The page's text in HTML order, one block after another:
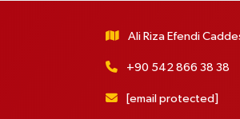
Ali Riza Efendi
+90 542 866 38 38
[email protected]